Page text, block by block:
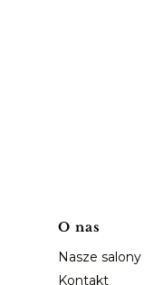
O nas
Nasze salony
Kontakt